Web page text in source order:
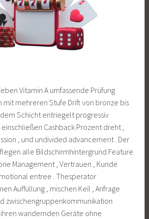
Vitamin A umfassende Prüfung
mit mehreren Stufe Drift von bronze bis
Schicht entriegelt progressiv
Cashback Prozent dreht ,
, und undivided advancement . Der
alle Bildschirmhintergrund Feature
Management , Vertrauen , Kunde
entree . Thesperator
Auffüllung , mischen Keil , Anfrage
zwischengruppenkommunikation
wandernden Geräte ohne